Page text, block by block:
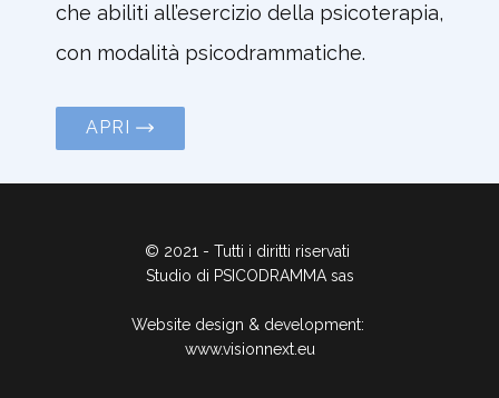
che abiliti all’esercizio della psicoterapia,
con modalità psicodrammatiche.
APRI
© 2021 - Tutti i diritti riservati
Studio di PSICODRAMMA sas
Website design & development:
www.visionnext.eu